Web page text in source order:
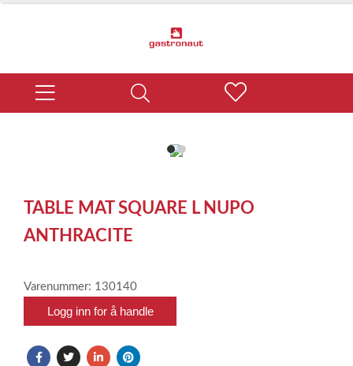
itemitem
of
2
TABLE MAT SQUARE L NUPO
ANTHRACITE
Varenummer: 130140
Logg inn for å handle